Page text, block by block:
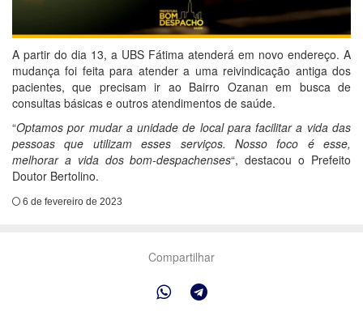
A partir do dia 13, a UBS Fátima atenderá em novo endereço. A
mudança foi feita para atender a uma reivindicação antiga dos
pacientes, que precisam ir ao Bairro Ozanan em busca de
consultas básicas e outros atendimentos de saúde.
“Optamos por mudar a unidade de local para facilitar a vida das
pessoas que utilizam esses serviços. Nosso foco é esse,
melhorar a vida dos bom-despachenses“, destacou o Prefeito
Doutor Bertolino.
6 de fevereiro de 2023
Compartilhar